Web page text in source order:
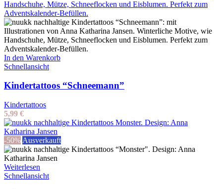
In den Warenkorb
Schnellansicht
Kindertattoos “Schneemann”
Kindertattoos
5,99 €
-50% Ausverkauft
Weiterlesen
Schnellansicht